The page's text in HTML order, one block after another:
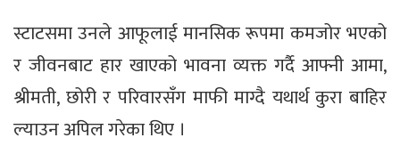
स्टाटसमा उनले आफूलाई मानसिक रूपमा कमजोर भएको
र जीवनबाट हार खाएको भावना व्यक्त गर्दै आफ्नी आमा,
श्रीमती, छोरी र परिवारसँग माफी माग्दै यथार्थ कुरा बाहिर
ल्याउन अपिल गरेका थिए ।